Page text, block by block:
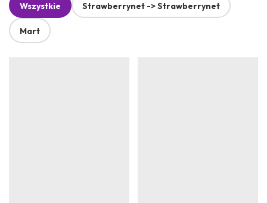
Wszystkie Strawberrynet -> Strawberrynet
Mart